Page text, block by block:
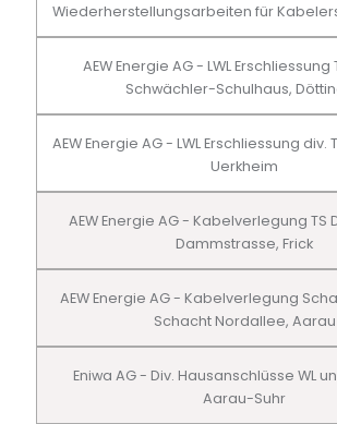
Wiederherstellungsarbeiten für
AEW Energie AG - LWL Erschliessung
Schwächler-Schulhaus,
AEW Energie AG - LWL Erschliessung
Uerkheim
AEW Energie AG - Kabelverlegung TS
Dammstrasse, Frick
AEW Energie AG - Kabelverlegung
Schacht Nordallee, Aarau
Eniwa AG - Div. Hausanschlüsse WL
Aarau-Suhr